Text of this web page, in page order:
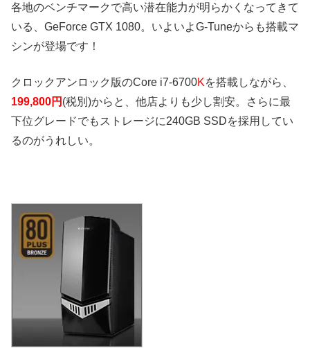
各地のベンチマークで高い潜在能力が明らかくなってきて
いる、GeForce GTX 1080。いよいよG-Tuneからも搭載マ
シンが登場です！
クロックアンロック版のCore i7-6700Kを搭載しながら、
199,800円 (税別)からと、他店よりも少し割安。さらに最
下位グレードでもストレージに240GB SSDを採用してい
るのがうれしい。